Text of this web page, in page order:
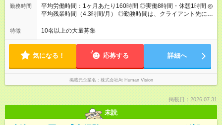
のため、若い内からでも頑張り次第で給与アップが叶います。
⼀般職（20～31万円）→リーダー（⽉給26～36万円） →係⻑
～58万円） 【試用期間】試用期間あり 試用期間の長さ：6ヶ月
※ 雇用形態と給与に、本採用時と異なる部分があります。 雇用
形態：本採用時と同じです。 給与：月給 224,000円 ～ 330,000
円 上記額にはみなし残業代を含みます。※超過分は全額支給い
たします。 みなし残業代 24,000円 ～ 34,000円／月 みなし残業
時間 15時間／月
勤務時間
平均労働時間：1ヶ月あたり160時間 ◎実働8時間・休憩1時間 ◎
平均残業時間（4.3時間/月） ◎勤務時間は、クライアント先に
より異なります。 ※＜シフト例＞ 10:00～19:00／11:00～
20:00 平均労働時間：1ヶ月あたり160時間 ◎実働8時間・休憩1
先に より異なります。 ※＜シフト例＞ 10:00～19:00／11:00
～20:00
特徴 10名以上の大量募集
気になる！ 応募する 詳細へ
掲載元企業名 株式会社At Human Vision
掲載日：2026.07.31
未読